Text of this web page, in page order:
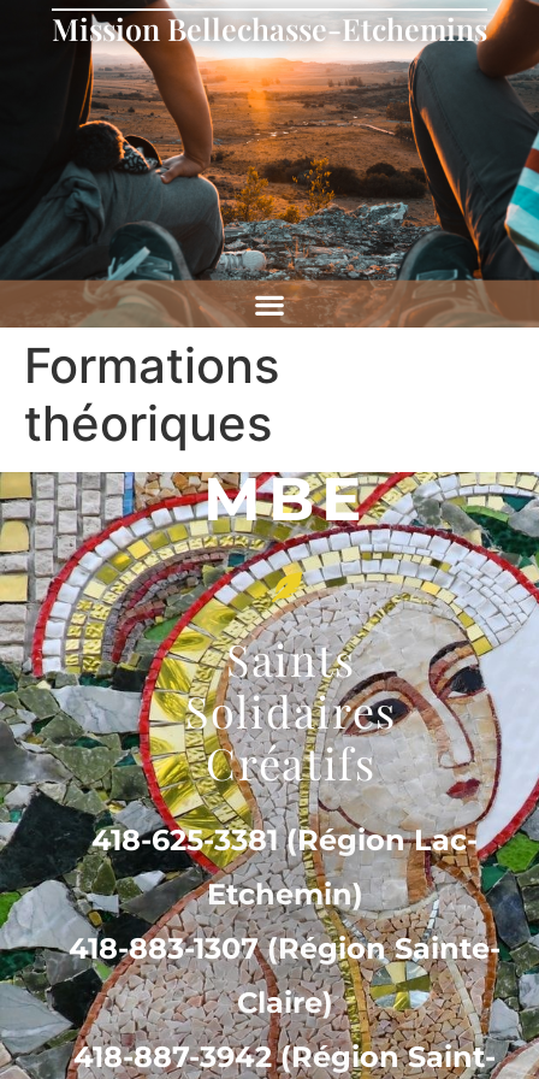
Mission Bellechasse-Etchemins
Formations
théoriques
MBE
Saints
Solidaires
Créatifs
418-625-3381 (Région Lac-
Etchemin)
418-883-1307 (Région Sainte-
Claire)
418-887-3942 (Région Saint-